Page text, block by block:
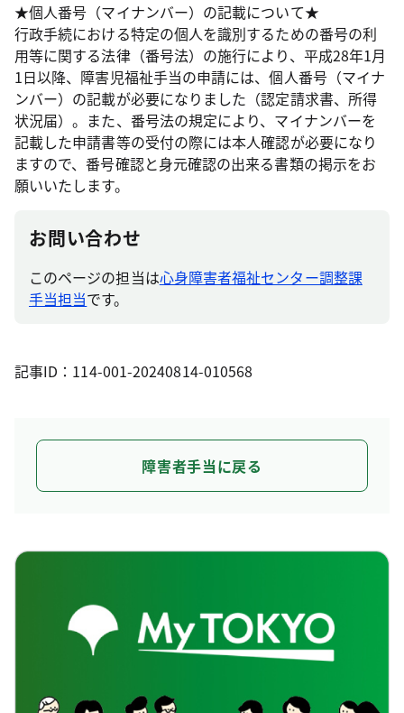
★個人番号（マイナンバー）の記載について★
行政手続における特定の個人を識別するための番号の利
用等に関する法律（番号法）の施行により、平成28年1月
1日以降、障害児福祉手当の申請には、個人番号（マイナ
ンバー）の記載が必要になりました（認定請求書、所得
状況届）。また、番号法の規定により、マイナンバーを
記載した申請書等の受付の際には本人確認が必要になり
ますので、番号確認と身元確認の出来る書類の掲示をお
願いいたします。
お問い合わせ
このページの担当は心身障害者福祉センター調整課
手当担当です。
記事ID：114-001-20240814-010568
障害者手当に戻る